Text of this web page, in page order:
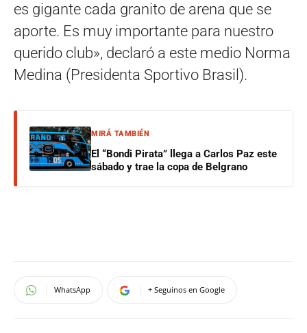
es gigante cada granito de arena que se
aporte. Es muy importante para nuestro
querido club», declaró a este medio Norma
Medina (Presidenta Sportivo Brasil).
MIRÁ TAMBIÉN
El “Bondi Pirata” llega a Carlos Paz este
sábado y trae la copa de Belgrano
WhatsApp + Seguinos en Google